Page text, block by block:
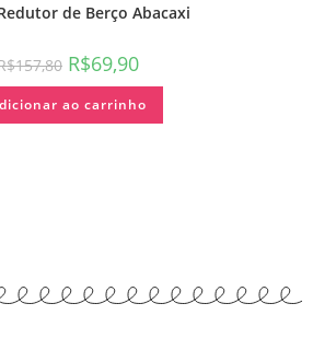
de Berço Abacaxi
157,80 R$69,90
ao carrinho